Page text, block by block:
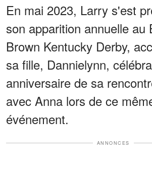
En mai 2023, Larry s'est
son apparition annuelle au
Brown Kentucky Derby,
sa fille, Dannielynn,
anniversaire de sa
avec Anna lors de ce
événement.
ANNONCES